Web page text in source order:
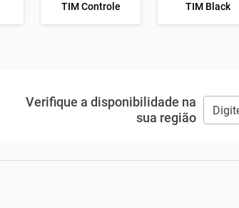
TIM Controle TIM Black
Verifique a disponibilidade na
sua região